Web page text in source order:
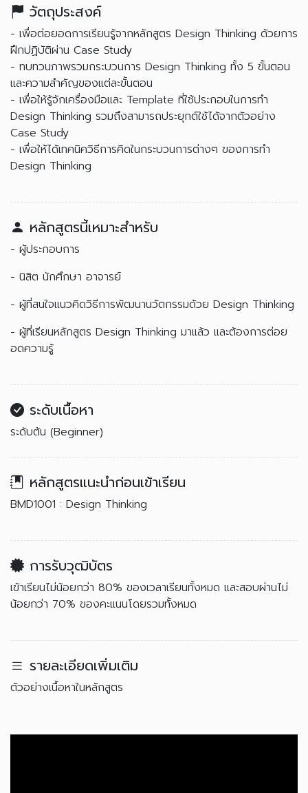
วัตถุประสงค์
- เพื่อต่อยอดการเรียนรู้จากหลักสูตร Design Thinking ด้วยการ
ฝึกปฏิบัติผ่าน Case Study
- ทบทวนภาพรวมกระบวนการ Design Thinking ทั้ง 5 ขั้นตอน
และความสำคัญของแต่ละขั้นตอน
- เพื่อให้รู้จักเครื่องมือและ Template ที่ใช้ประกอบในการทำ
Design Thinking รวมถึงสามารถประยุกต์ใช้ได้จากตัวอย่าง
Case Study
- เพื่อให้ได้เทคนิควิธีการคิดในกระบวนการต่างๆ ของการทำ
Design Thinking
หลักสูตรนี้เหมาะสำหรับ
- ผู้ประกอบการ
- นิสิต นักศึกษา อาจารย์
- ผู้ที่สนใจแนวคิดวิธีการพัฒนานวัตกรรมด้วย Design Thinking
- ผู้ที่เรียนหลักสูตร Design Thinking มาแล้ว และต้องการต่อย
อดความรู้
ระดับเนื้อหา
ระดับต้น (Beginner)
หลักสูตรแนะนำก่อนเข้าเรียน
BMD1001 : Design Thinking
การรับวุฒิบัตร
เข้าเรียนไม่น้อยกว่า 80% ของเวลาเรียนทั้งหมด และสอบผ่านไม่
น้อยกว่า 70% ของคะแนนโดยรวมทั้งหมด
รายละเอียดเพิ่มเติม
ตัวอย่างเนื้อหาในหลักสูตร